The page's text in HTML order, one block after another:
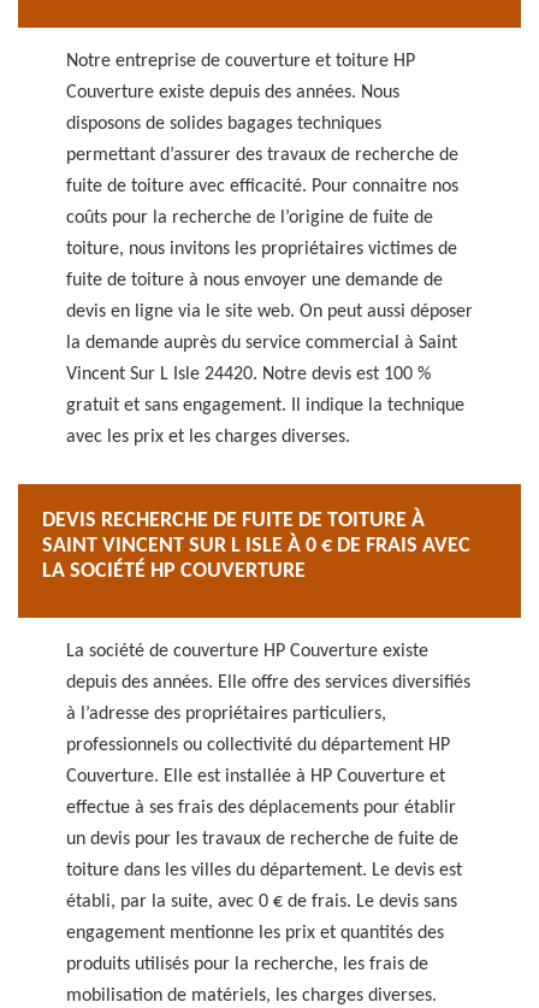
Notre entreprise de couverture et toiture HP
Couverture existe depuis des années. Nous
disposons de solides bagages techniques
permettant d’assurer des travaux de recherche de
fuite de toiture avec efficacité. Pour connaitre nos
coûts pour la recherche de l’origine de fuite de
toiture, nous invitons les propriétaires victimes de
fuite de toiture à nous envoyer une demande de
devis en ligne via le site web. On peut aussi déposer
la demande auprès du service commercial à Saint
Vincent Sur L Isle 24420. Notre devis est 100 %
gratuit et sans engagement. Il indique la technique
avec les prix et les charges diverses.
DEVIS RECHERCHE DE FUITE DE TOITURE À
SAINT VINCENT SUR L ISLE À 0 € DE FRAIS AVEC
LA SOCIÉTÉ HP COUVERTURE
La société de couverture HP Couverture existe
depuis des années. Elle offre des services diversifiés
à l’adresse des propriétaires particuliers,
professionnels ou collectivité du département HP
Couverture. Elle est installée à HP Couverture et
effectue à ses frais des déplacements pour établir
un devis pour les travaux de recherche de fuite de
toiture dans les villes du département. Le devis est
établi, par la suite, avec 0 € de frais. Le devis sans
engagement mentionne les prix et quantités des
produits utilisés pour la recherche, les frais de
mobilisation de matériels, les charges diverses.